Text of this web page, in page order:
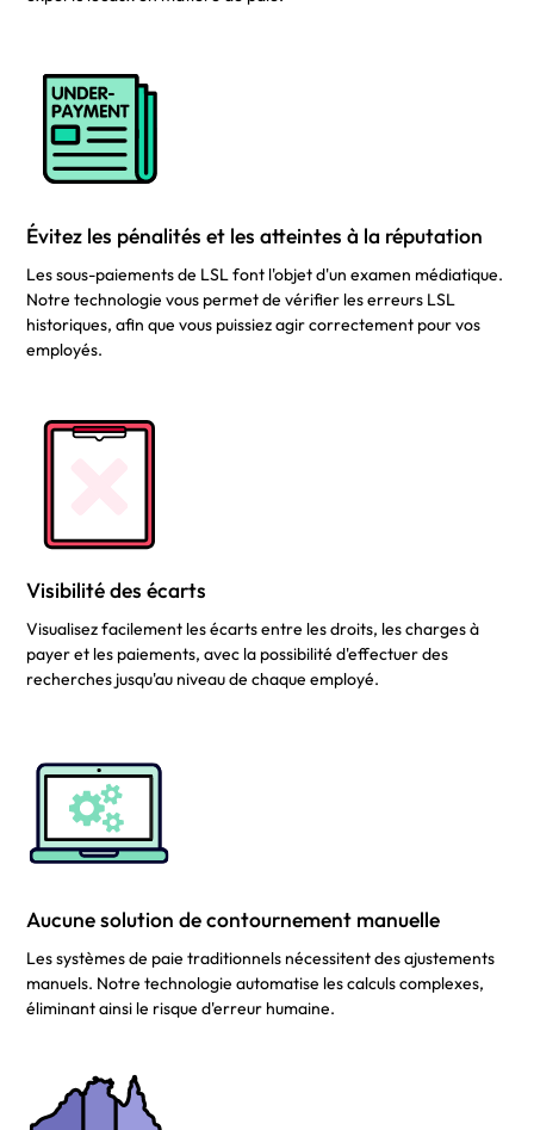
Évitez les pénalités et les atteintes à la réputation
Les sous-paiements de LSL font l'objet d'un examen médiatique.
Notre technologie vous permet de vérifier les erreurs LSL
historiques, afin que vous puissiez agir correctement pour vos
employés.
Visibilité des écarts
Visualisez facilement les écarts entre les droits, les charges à
payer et les paiements, avec la possibilité d'effectuer des
recherches jusqu'au niveau de chaque employé.
Aucune solution de contournement manuelle
Les systèmes de paie traditionnels nécessitent des ajustements
manuels. Notre technologie automatise les calculs complexes,
éliminant ainsi le risque d'erreur humaine.